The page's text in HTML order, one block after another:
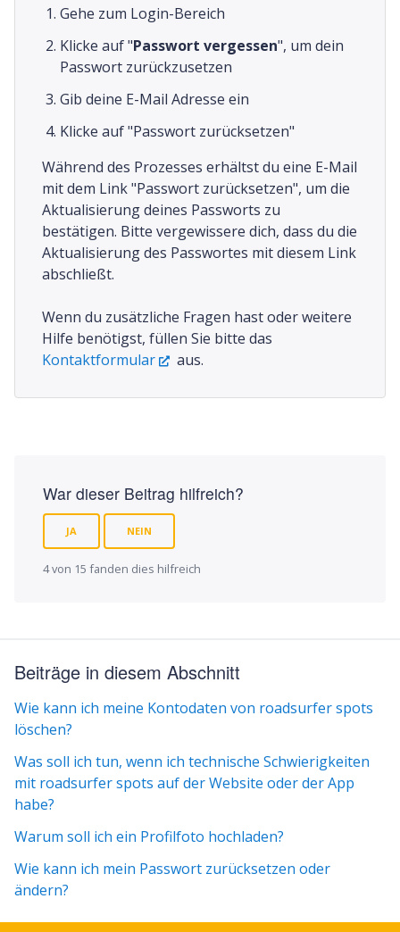
Gehe zum Login-Bereich
Klicke auf "Passwort vergessen", um dein
Passwort zurückzusetzen
Gib deine E-Mail Adresse ein
Klicke auf "Passwort zurücksetzen"
Während des Prozesses erhältst du eine E-Mail
mit dem Link "Passwort zurücksetzen", um die
Aktualisierung deines Passworts zu
bestätigen. Bitte vergewissere dich, dass du die
Aktualisierung des Passwortes mit diesem Link
abschließt.
Wenn du zusätzliche Fragen hast oder weitere
Hilfe benötigst, füllen Sie bitte das
Kontaktformular
aus.
War dieser Beitrag hilfreich?
JA NEIN
4 von 15 fanden dies hilfreich
Beiträge in diesem Abschnitt
Wie kann ich meine Kontodaten von roadsurfer spots
löschen?
Was soll ich tun, wenn ich technische Schwierigkeiten
mit roadsurfer spots auf der Website oder der App
habe?
Warum soll ich ein Profilfoto hochladen?
Wie kann ich mein Passwort zurücksetzen oder
ändern?